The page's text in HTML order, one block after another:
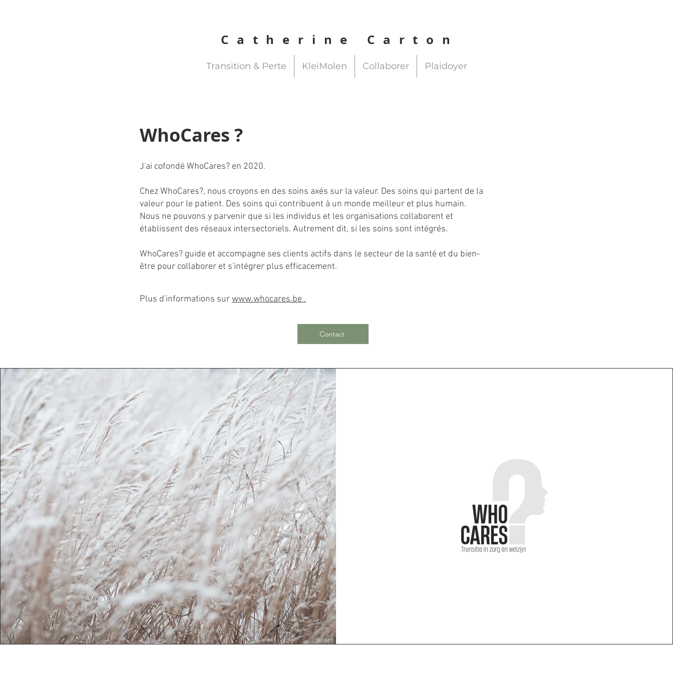
Catherine Carton
Transition & Perte KleiMolen Collaborer Plaidoyer
WhoCares ?
J'ai cofondé WhoCares? en 2020.
Chez WhoCares?, nous croyons en des soins axés sur la valeur. Des soins qui partent de la
valeur pour le patient. Des soins qui contribuent à un monde meilleur et plus humain.
Nous ne pouvons y parvenir que si les individus et les organisations collaborent et
établissent des réseaux intersectoriels. Autrement dit, si les soins sont intégrés.
WhoCares? guide et accompagne ses clients actifs dans le secteur de la santé et du bien-
être pour collaborer et s'intégrer plus efficacement.
Plus d'informations surwww.whocares.be .
Contact